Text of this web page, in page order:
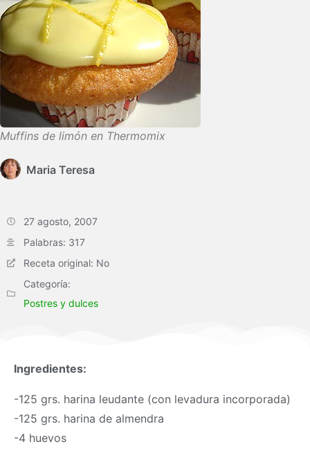
Muffins de limón en Thermomix
Maria Teresa
27 agosto, 2007
Palabras: 317
Receta original: No
Categoría:
Postres y dulces
Ingredientes:
-125 grs. harina leudante (con levadura incorporada)
-125 grs. harina de almendra
-4 huevos